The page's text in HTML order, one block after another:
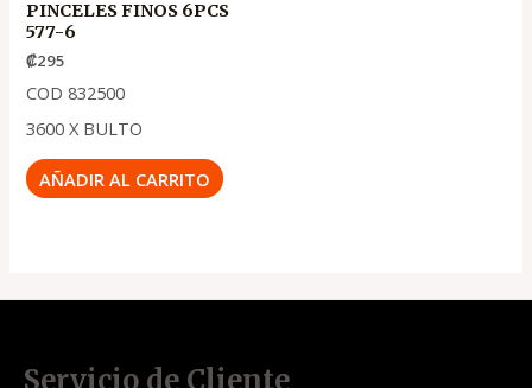
PINCELES FINOS 6PCS
577-6
₡295
COD 832500
3600 X BULTO
AÑADIR AL CARRITO
Servicio de Cliente